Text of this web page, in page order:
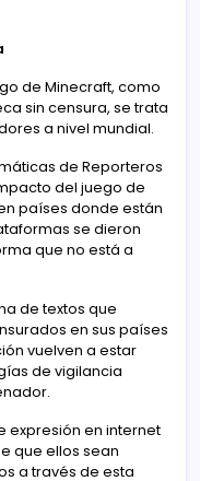
de Minecraft, como
sin censura, se trata
a nivel mundial.
de Reporteros
del juego de
países donde están
se dieron
que no está a
de textos que
en sus países
vuelven a estar
de vigilancia
expresión en internet
que ellos sean
a través de esta